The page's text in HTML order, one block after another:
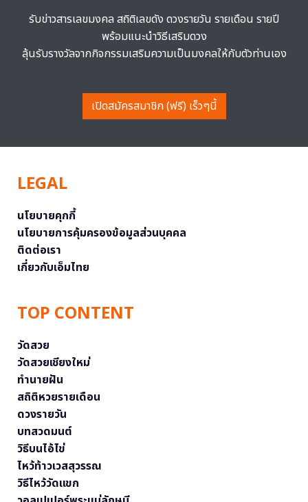
รับข่าวสารเลขมงคล สถิติเลขดัง ดวงรายวัน รายเดือน รายปี
พร้อมแนะนำวิธีเสริมดวง
ลุ้นรับรางวัลจากกิจกรรมเสริมความเป็นมงคลให้กับตัวท่านเอง
เปิดสมัครสมาชิก (ฟรี) เร็วๆนี้
LEGAL
นโยบายคุกกี้
นโยบายการคุ้มครองข้อมูลส่วนบุคคล
ติดต่อเรา
เกี่ยวกับเอ็มไทย
TOP CONTENT
วัดสวย
วัดสวยเชียงใหม่
ทำนายฝัน
สถิติหวยรายเดือน
ดวงรายวัน
บทสวดมนต์
วิธีบนไอ้ไข่
ไหว้ท้าวเวสสุวรรณ
วิธีไหว้วัดแขก